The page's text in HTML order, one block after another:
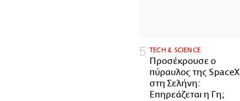
ΤECH & SCIENCE
Προσέκρουσε ο
πύραυλος της SpaceX
στη Σελήνη:
Επηρεάζεται η Γη;